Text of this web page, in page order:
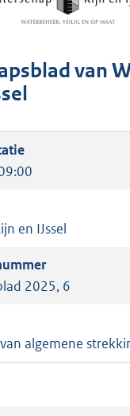
van
en IJssel
2025, 6
algemene